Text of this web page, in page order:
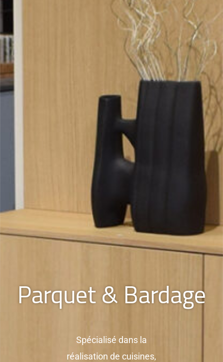
Parquet & Bardage
Spécialisé dans la
réalisation de cuisines,